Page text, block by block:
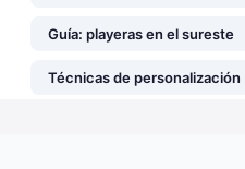
Guía: playeras en el sureste
Técnicas de personalización